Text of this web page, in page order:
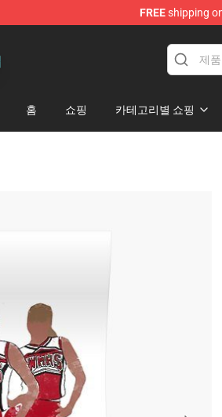
FREEshipping
홈 쇼핑 카테고리별 쇼핑